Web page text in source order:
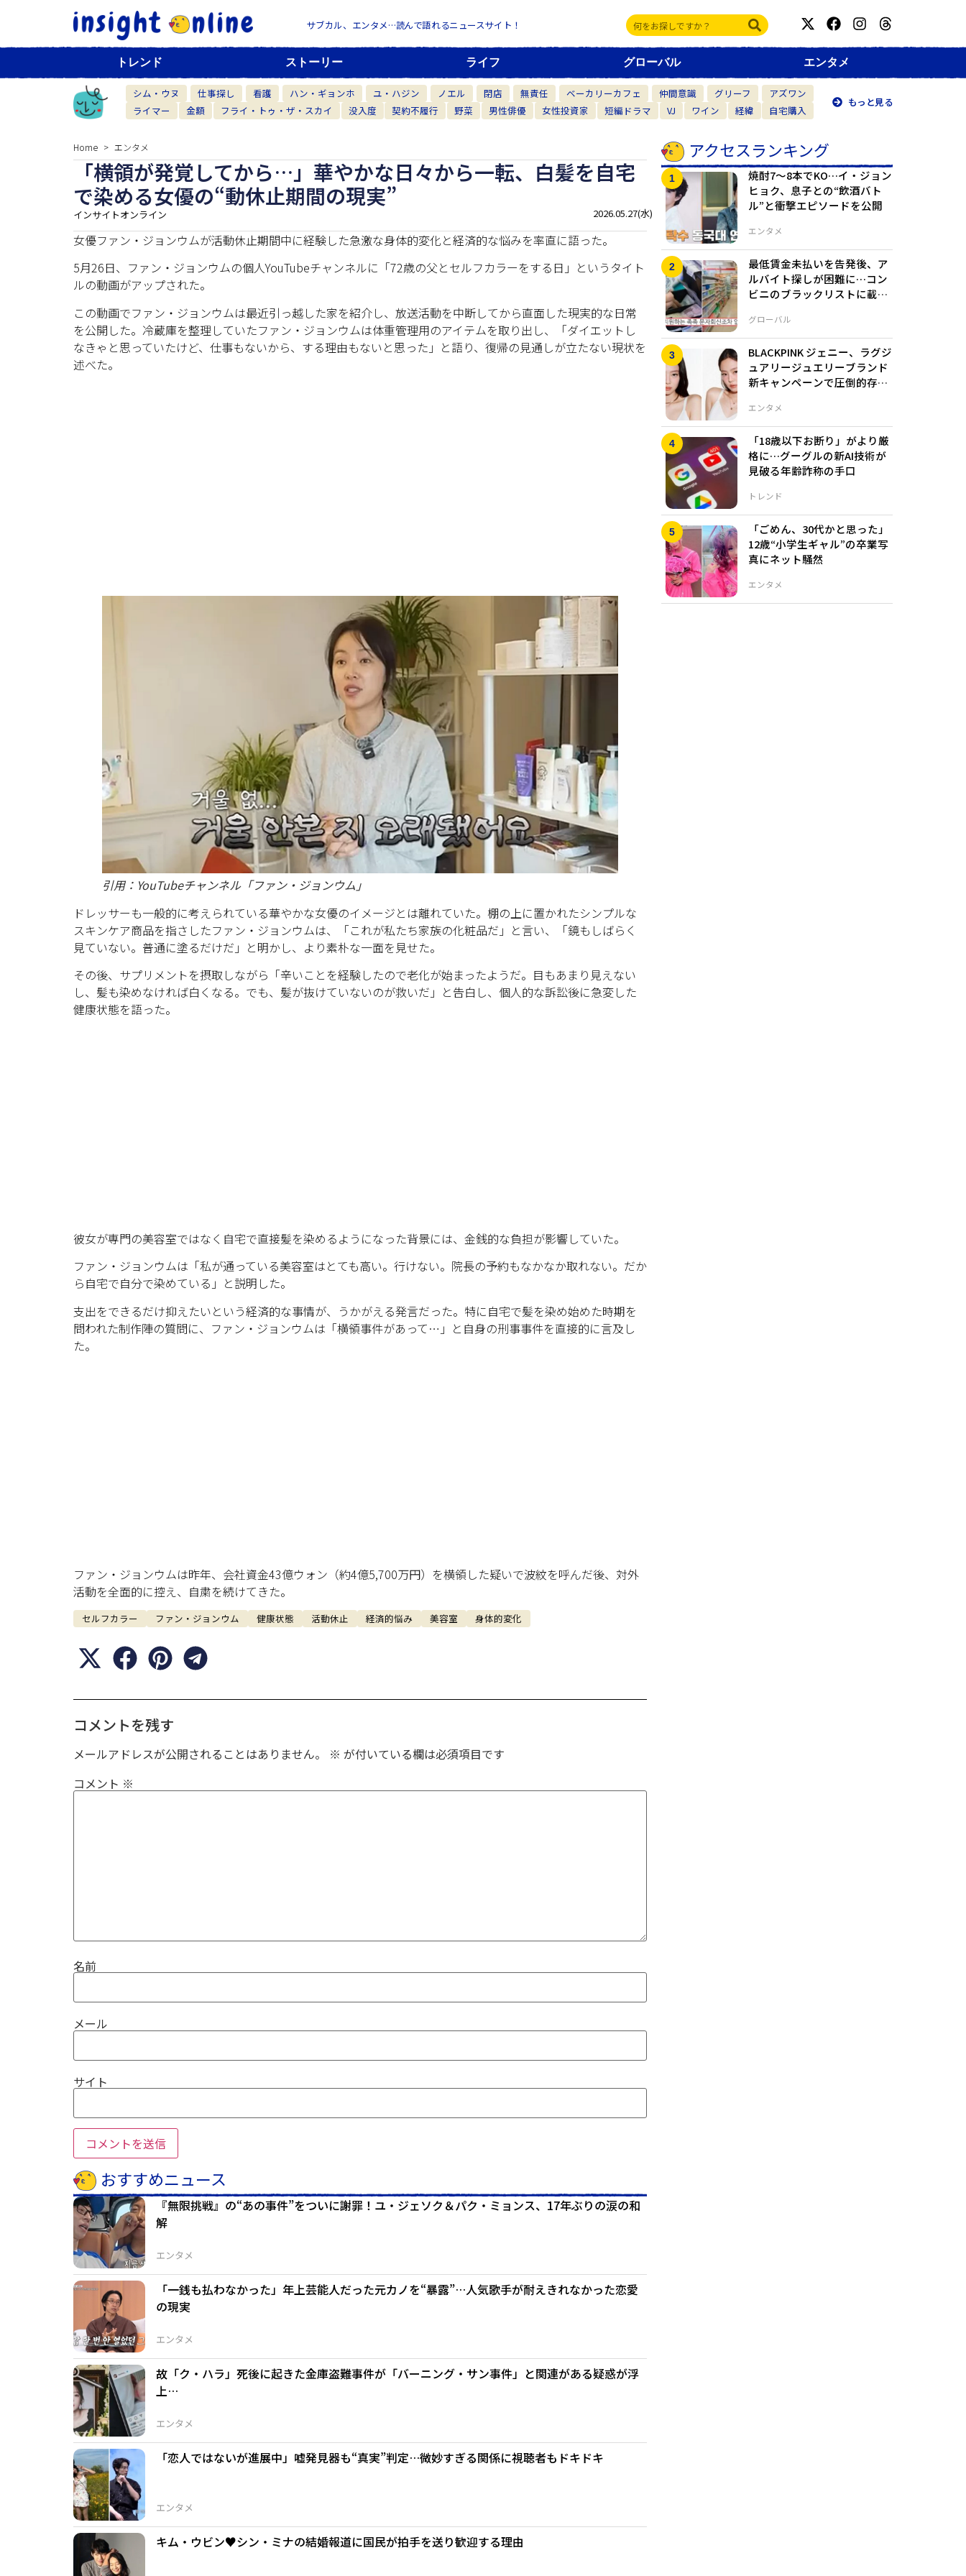
サブカル、エンタメ…読んで語れるニュースサイト！
トレンド ストーリー ライフ グローバル エンタメ
シム・ウヌ 仕事探し 看護 ハン・ギョンホ ユ・ハジン ノエル 閉店 無責任 ベーカリーカフェ 仲間意識 グリーフ
アズワン
ライマー
金額 フライ・トゥ・ザ・スカイ 没入度 契約不履行 野菜 男性俳優 女性投資家 短編ドラマ VJ ワイン 経緯 自宅購入
もっと見る
Home エンタメ
「横領が発覚してから…」華やかな日々から一転、白髪を自宅
で染める女優の“動休止期間の現実”
インサイトオンライン 2026.05.27(水)
女優ファン・ジョンウムが活動休止期間中に経験した急激な身体的変化と経済的な悩みを率直に語った。
5月26日、ファン・ジョンウムの個人YouTubeチャンネルに「72歳の父とセルフカラーをする日」というタイト
ルの動画がアップされた。
この動画でファン・ジョンウムは最近引っ越した家を紹介し、放送活動を中断してから直面した現実的な日常
を公開した。冷蔵庫を整理していたファン・ジョンウムは体重管理用のアイテムを取り出し、「ダイエットし
なきゃと思っていたけど、仕事もないから、する理由もないと思った」と語り、復帰の見通しが立たない現状を
述べた。
引用：YouTubeチャンネル「ファン・ジョンウム」
ドレッサーも一般的に考えられている華やかな女優のイメージとは離れていた。棚の上に置かれたシンプルな
スキンケア商品を指さしたファン・ジョンウムは、「これが私たち家族の化粧品だ」と言い、「鏡もしばらく
見ていない。普通に塗るだけだ」と明かし、より素朴な一面を見せた。
その後、サプリメントを摂取しながら「辛いことを経験したので老化が始まったようだ。目もあまり見えない
し、髪も染めなければ白くなる。でも、髪が抜けていないのが救いだ」と告白し、個人的な訴訟後に急変した
健康状態を語った。
彼女が専門の美容室ではなく自宅で直接髪を染めるようになった背景には、金銭的な負担が影響していた。
ファン・ジョンウムは「私が通っている美容室はとても高い。行けない。院長の予約もなかなか取れない。だか
ら自宅で自分で染めている」と説明した。
支出をできるだけ抑えたいという経済的な事情が、うかがえる発言だった。特に自宅で髪を染め始めた時期を
問われた制作陣の質問に、ファン・ジョンウムは「横領事件があって…」と自身の刑事事件を直接的に言及し
た。
ファン・ジョンウムは昨年、会社資金43億ウォン（約4億5,700万円）を横領した疑いで波紋を呼んだ後、対外
活動を全面的に控え、自粛を続けてきた。
セルフカラー ファン・ジョンウム 健康状態 活動休止 経済的悩み 美容室 身体的変化
コメントを残す
メールアドレスが公開されることはありません。 ※ が付いている欄は必須項目です
コメント ※
名前
メール
サイト
おすすめニュース
エンタメ
『無限挑戦』の“あの事件”をついに謝罪！ユ・ジェソク＆パク・ミョンス、17年ぶりの涙の和
解
エンタメ
「一銭も払わなかった」年上芸能人だった元カノを“暴露”…人気歌手が耐えきれなかった恋愛
の現実
エンタメ
故「ク・ハラ」死後に起きた金庫盗難事件が「バーニング・サン事件」と関連がある疑惑が浮
上…
エンタメ
「恋人ではないが進展中」嘘発見器も“真実”判定…微妙すぎる関係に視聴者もドキドキ
キム・ウビン♥シン・ミナの結婚報道に国民が拍手を送り歓迎する理由
アクセスランキング
エンタメ
焼酎7〜8本でKO…イ・ジョン
ヒョク、息子との“飲酒バト
ル”と衝撃エピソードを公開
グローバル
最低賃金未払いを告発後、ア
ルバイト探しが困難に…コン
ビニのブラックリストに載っ
エンタメ
BLACKPINK ジェニー、ラグジ
ュアリージュエリーブランド
新キャンペーンで圧倒的存在
トレンド
「18歳以下お断り」がより厳
格に…グーグルの新AI技術が
見破る年齢詐称の手口
エンタメ
「ごめん、30代かと思った」
12歳“小学生ギャル”の卒業写
真にネット騒然